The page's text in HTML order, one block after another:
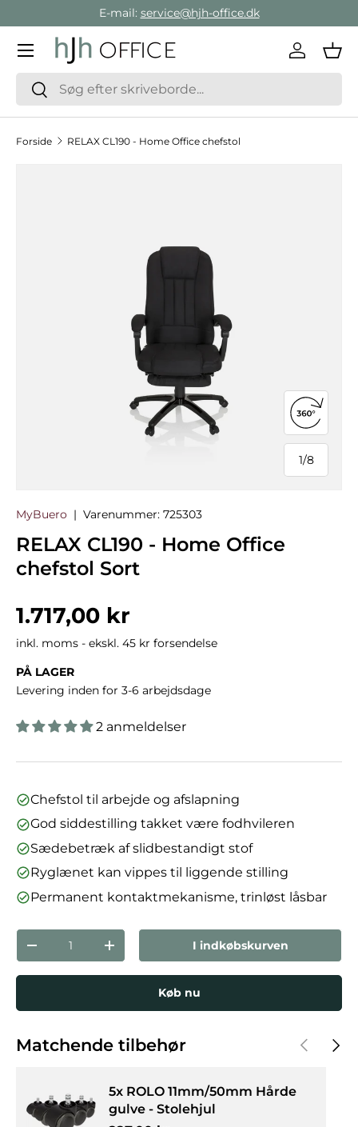
Gå direkte til indholdet
E-mail: service@hjh-office.dk
SøgSøg
Log ind
Menu
Forside RELAX CL190 - Home Office chefstol
1/
af
8
Åbn
MyBuero | Varenummer: 725303
RELAX CL190 - Home Office
chefstol Sort
Normalpris
1.717,00 kr
inkl. moms - ekskl. 45 kr forsendelse
PÅ LAGER
Levering inden for 3-6 arbejdsdage
2 anmeldelser
Chefstol til arbejde og afslapning
God siddestilling takket være fodhvileren
Sædebetræk af slidbestandigt stof
Ryglænet kan vippes til liggende stilling
Permanent kontaktmekanisme, trinløst låsbar
Antal
Reducer mængdenForøg mængdenI indkøbskurven
Køb nu
Matchende tilbehør Forrige
5x ROLO 11mm/50mm Hårde
gulve - Stolehjul